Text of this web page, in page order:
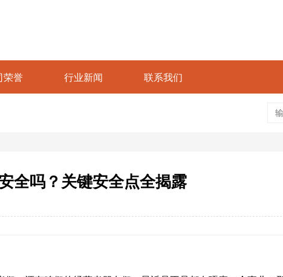
荣誉 行业新闻 联系我们
全吗？关键安全点全揭露